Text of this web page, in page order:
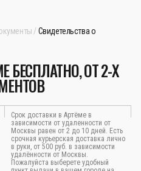
Свидетельства о
БЕСПЛАТНО, ОТ 2-Х
Срок доставки в Артёме в
зависимости от удаленности от
Москвы равен от 2 до 10 дней. Есть
срочная курьерская доставка лично
в руки, от 500 руб. в зависимости
удалённости от Москвы.
Пожалуйста выберете удобный